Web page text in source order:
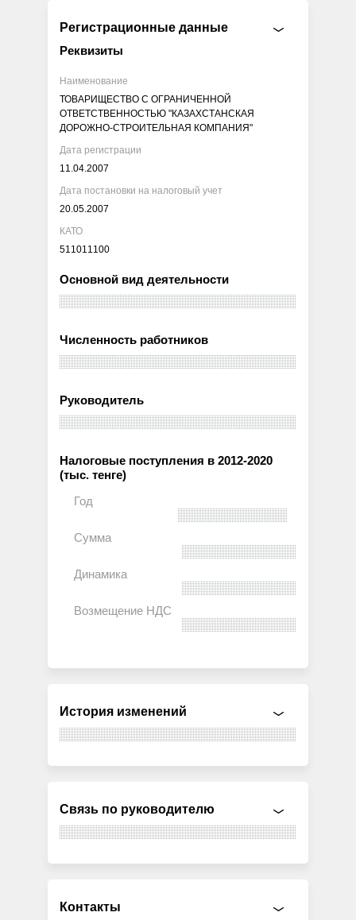
Регистрационные данные
Реквизиты
Наименование
ТОВАРИЩЕСТВО С ОГРАНИЧЕННОЙ
ОТВЕТСТВЕННОСТЬЮ "КАЗАХСТАНСКАЯ
ДОРОЖНО-СТРОИТЕЛЬНАЯ КОМПАНИЯ"
Дата регистрации
11.04.2007
Дата постановки на налоговый учет
20.05.2007
КАТО
511011100
Основной вид деятельности
Численность работников
Руководитель
Налоговые поступления в 2012-2020
(тыс. тенге)
История изменений
Связь по руководителю
Контакты